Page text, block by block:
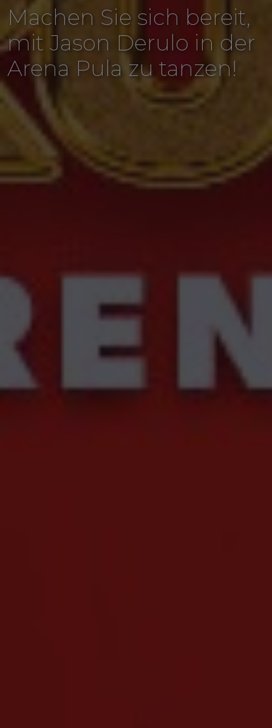
Machen Sie sich bereit,
mit Jason Derulo in der
Arena Pula zu tanzen!